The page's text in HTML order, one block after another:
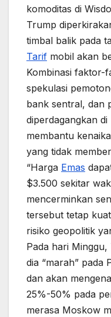
komoditas di
Trump
timbal balik pada
Tarif mobil akan
Kombinasi faktor-
spekulasi
bank sentral, dan
diperdagangkan
membantu
yang tidak
“Harga Emas
$3.500 sekitar
mencerminkan
tersebut tetap
risiko geopolitik
Pada hari
dia “marah” pada
dan akan
25%-50% pada
merasa Moskow